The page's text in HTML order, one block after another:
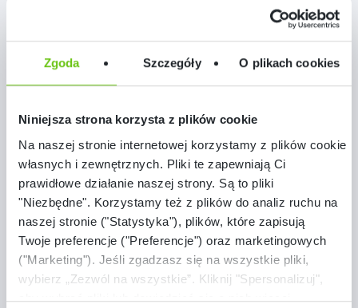
Zgoda Szczegóły O plikach cookies
Niniejsza strona korzysta z plików cookie
Na naszej stronie internetowej korzystamy z plików cookie:
własnych i zewnętrznych. Pliki te zapewniają Ci
prawidłowe działanie naszej strony. Są to pliki
"Niezbędne". Korzystamy też z plików do analiz ruchu na
naszej stronie ("Statystyka"), plików, które zapisują
Twoje preferencje ("Preferencje") oraz marketingowych
("Marketing"). Jeśli zgadzasz się na wszystkie pliki,
wybierz „Zezwól na wszystkie”. Kliknij "Spersonalizuj",
aby wybrać pliki lub dowiedzieć się o nich więcej.
dydaktycznie, np. podczas realizacji
quizu, edukacji medialnej lub kontaktu z
szkoły od nowoczesnych narzędzi, lecz
Szkoła przyszłości nie będzie szkołą bez
technologii. Będzie szkołą, w której
technologia:
wspiera proces nauczania,
angażuje zamiast rozpraszać,
pozostaje pod kontrolą